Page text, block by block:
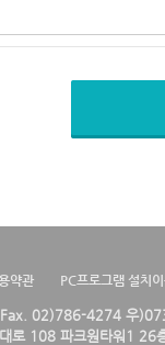
약관 PC프로그램 설치
02)786-4274 우
로 108 파크원타워1 26